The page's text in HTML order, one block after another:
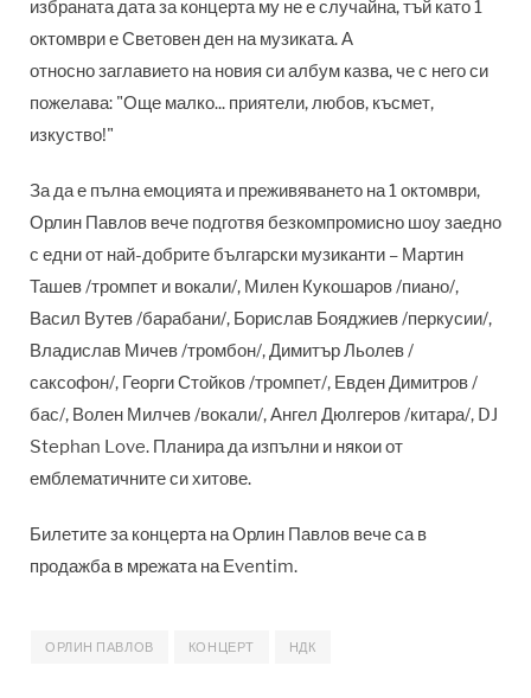
избраната дата за концерта му не е случайна, тъй като 1
октомври е Световен ден на музиката. А
относно заглавието на новия си албум казва, че с него си
пожелава: "Още малко... приятели, любов, късмет,
изкуство!"
За да е пълна емоцията и преживяването на 1 октомври,
Орлин Павлов вече подготвя безкомпромисно шоу заедно
с едни от най-добрите български музиканти – Мартин
Ташев /тромпет и вокали/, Милен Кукошаров /пиано/,
Васил Вутев /барабани/, Борислав Бояджиев /перкусии/,
Владислав Мичев /тромбон/, Димитър Льолев /
саксофон/, Георги Стойков /тромпет/, Евден Димитров /
бас/, Волен Милчев /вокали/, Ангел Дюлгеров /китара/, DJ
Stephan Love. Планира да изпълни и някои от
емблематичните си хитове.
Билетите за концерта на Орлин Павлов вече са в
продажба в мрежата на Еventim.
ОРЛИН ПАВЛОВ КОНЦЕРТ НДК